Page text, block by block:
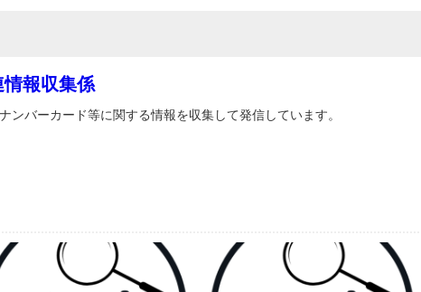
報収集係
ンバーカード等に関する情報を収集して発信しています。